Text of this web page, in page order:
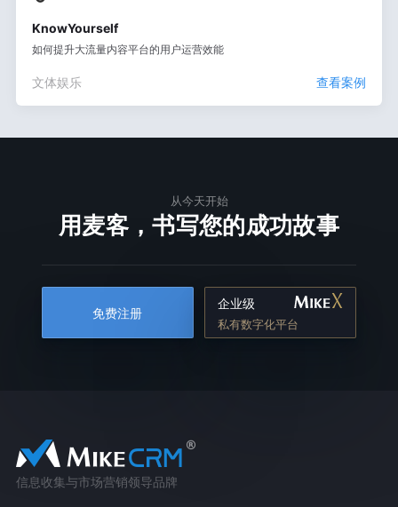
KnowYourself
如何提升大流量内容平台的用户运营效能
文体娱乐 查看案例
从今天开始
用麦客，书写您的成功故事
免费注册
企业级
私有数字化平台
信息收集与市场营销领导品牌